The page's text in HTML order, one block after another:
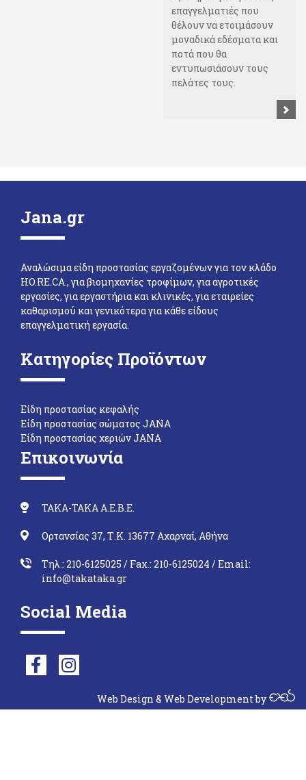
επαγγελματιές που
θέλουν να ετοιμάσουν
μοναδικά εδέσματα και
ποτά που θα
εντυπωσιάσουν τους
πελάτες τους.
Jana.gr
Αναλώσιμα είδη προστασίας εργαζομένων για τον κλάδο
HO.RE.CA., για βιομηχανίες τροφίμων, για αγροτικές
εργασίες, για εργαστήρια και κλινικές, για εταιρείες
καθαρισμού και γενικότερα για κάθε είδους
επαγγελματική εργασία.
Κατηγορίες Προϊόντων
Eίδη προστασίας κεφαλής
Eίδη προστασίας σώματος JANA
Eίδη προστασίας χεριών JANA
Επικοινωνία
ΤΑΚΑ-ΤΑΚΑ Α.Ε.Β.Ε.
Oρτανσίας 37, Τ.Κ. 13677 Αχαρναί, Αθήνα
Τηλ.: 210-6125025 / Fax.: 210-6125024 /Email:
info@takataka.gr
Social Media
Web Design & Web Developmentby